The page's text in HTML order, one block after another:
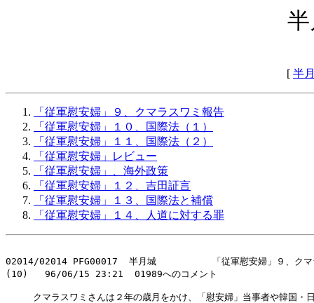
[ 半
「従軍慰安婦」９、クマラスワミ報告
「従軍慰安婦」１０、国際法（１）
「従軍慰安婦」１１、国際法（２）
「従軍慰安婦」レビュー
「従軍慰安婦」、海外政策
「従軍慰安婦」１２、吉田証言
「従軍慰安婦」１３、国際法と補償
「従軍慰安婦」１４、人道に対する罪
02014/02014 PFG00017  半月城          「従軍慰安婦」９、クマ
(10)   96/06/15 23:21  01989へのコメント
クマラスワミさんは２年の歳月をかけ、「慰安婦」当事者や韓国・